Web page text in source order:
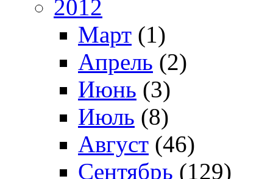
2012
Март (1)
Апрель (2)
Июнь (3)
Июль (8)
Август (46)
Сентябрь (129)